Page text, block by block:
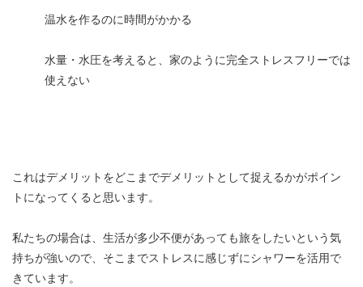
温水を作るのに時間がかかる
水量・水圧を考えると、家のように完全ストレスフリーでは
使えない
これはデメリットをどこまでデメリットとして捉えるかがポイン
トになってくると思います。
私たちの場合は、生活が多少不便があっても旅をしたいという気
持ちが強いので、そこまでストレスに感じずにシャワーを活用で
きています。